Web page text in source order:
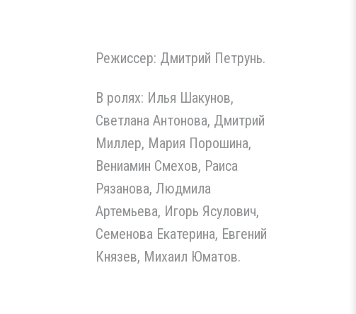
Режиссер: Дмитрий Петрунь.
В ролях: Илья Шакунов,
Светлана Антонова, Дмитрий
Миллер, Мария Порошина,
Вениамин Смехов, Раиса
Рязанова, Людмила
Артемьева, Игорь Ясулович,
Семенова Екатерина, Евгений
Князев, Михаил Юматов.